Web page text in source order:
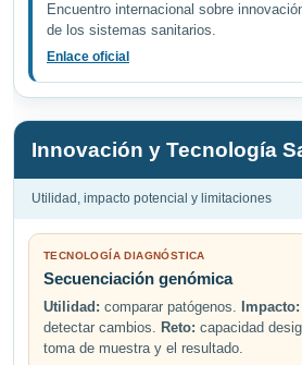
Encuentro internacional sobre
de los sistemas sanitarios.
Enlace oficial
Innovación y Tecnología
Utilidad, impacto potencial y limitaciones
TECNOLOGÍA DIAGNÓSTICA
Secuenciación genómica
Utilidad: comparar patógenos. Impacto:
detectar cambios. Reto: capacidad
toma de muestra y el resultado.